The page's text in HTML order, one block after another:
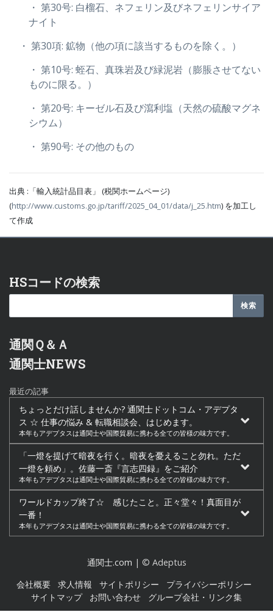
・ 第30号: 白榴石、ネフェリン及びネフェリンサイア
ナイト
・ 第30項: 鉱物（他の項に該当するものを除く。）
・ 第10号: 蛭石、真珠岩及び緑泥岩（膨脹させてない
ものに限る。）
・ 第20号: キーゼル石及び瀉利塩（天然の硫酸マグネ
シウム）
・ 第90号: その他のもの
出典 :「輸入統計品目表」 (税関ホームページ)
(http://www.customs.go.jp/tariff/2025_04_01/data/j_25.htm) を加工し
て作成
HSコードの検索
通関Ｑ＆Ａ
通関士NEWS
最近の記事
ちょっとだけ話しませんか? 通関士ドットコム・アデプタ
ス ☆ 仕事の悩み & 転職相談会、はじめます。
本年もアデプタスは通関士や国際貿易に携わる全ての皆様の味方です。
「一燈を提げて暗夜を行く。暗夜を憂えること勿れ。ただ
一燈を頼め」。佐藤一斎『言志四録』をご紹介
本年もアデプタスは通関士や国際貿易に携わる全ての皆様の味方です。
ワールドカップ終了☆ 感じたこと。正々堂々！真面目が
一番！
本年もアデプタスは通関士や国際貿易に携わる全ての皆様の味方です。
通関士.com | © Adeptus
会社概要
求人情報 サイトポリシー
プライバシーポリシー
サイトマップ
お問い合わせ グループ会社・リンク集